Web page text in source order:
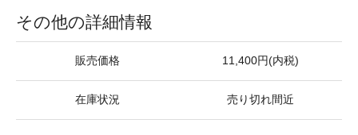
その他の詳細情報
販売価格 11,400円(内税)
在庫状況 売り切れ間近